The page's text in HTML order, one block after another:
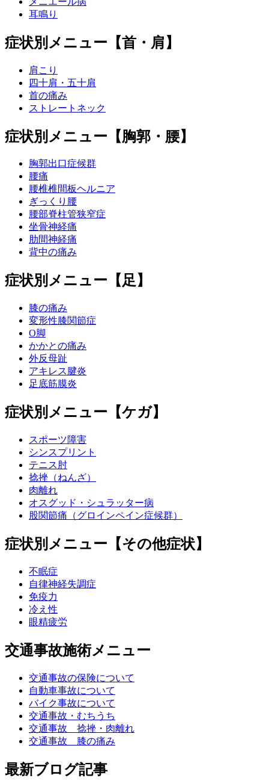
耳鳴り
症状別メニュー【首・肩】
肩こり
四十肩・五十肩
首の痛み
ストレートネック
症状別メニュー【胸郭・腰】
胸郭出口症候群
腰痛
腰椎椎間板ヘルニア
ぎっくり腰
腰部脊柱管狭窄症
坐骨神経痛
肋間神経痛
背中の痛み
症状別メニュー【足】
膝の痛み
変形性膝関節症
O脚
かかとの痛み
外反母趾
アキレス腱炎
足底筋膜炎
症状別メニュー【ケガ】
スポーツ障害
シンスプリント
テニス肘
捻挫（ねんざ）
肉離れ
オスグッド・シュラッター病
股関節痛（グロインペイン症候群）
症状別メニュー【その他症状】
不眠症
自律神経失調症
免疫力
冷え性
眼精疲労
交通事故施術メニュー
交通事故の保険について
自動車事故について
バイク事故について
交通事故・むちうち
交通事故 捻挫・肉離れ
交通事故 膝の痛み
最新ブログ記事